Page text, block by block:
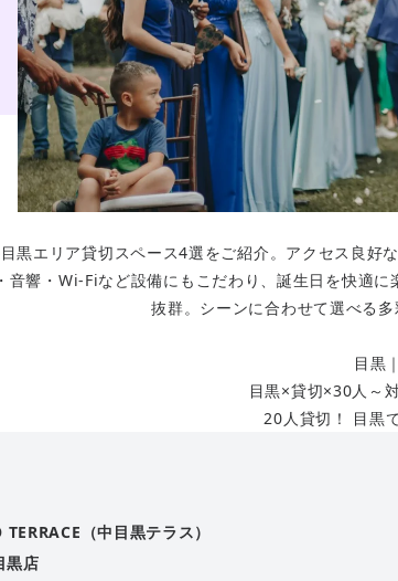
黒エリア貸切スペース4選をご紹介。アクセス良好
音響・Wi-Fiなど設備にもこだわり、誕生日を快適
抜群。シーンに合わせて選べる
目黒
目黒×貸切×30人～
20人貸切！ 目黒
（中目黒テラス）
黒店